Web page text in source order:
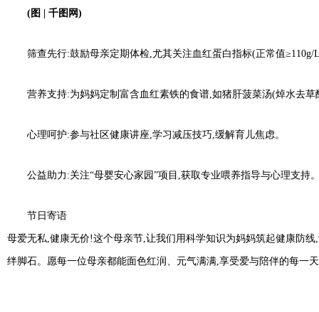
(图 千图网)
筛查先行:鼓励母亲定期体检,尤其关注血红蛋白指标(正常值≥110g/
营养支持:为妈妈定制富含血红素铁的食谱,如猪肝菠菜汤(焯水去
心理呵护:参与社区健康讲座,学习减压技巧,缓解育儿焦虑。
公益助力:关注“母婴安心家园”项目,获取专业喂养指导与心理支持
节日寄语
母爱无私,健康无价!这个母亲节,让我们用科学知识为妈妈筑起健康防线
绊脚石。愿每一位母亲都能面色红润、元气满满,享受爱与陪伴的每一